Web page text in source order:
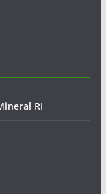
pengujian,
RI